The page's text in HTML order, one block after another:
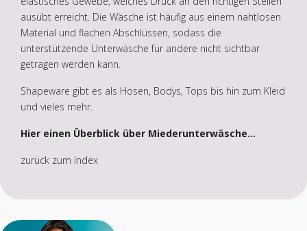
ausübt erreicht. Die Wäsche ist häufig aus einem nahtlosen
Material und flachen Abschlüssen, sodass die
unterstützende Unterwäsche für andere nicht sichtbar
getragen werden kann.
Shapeware gibt es als Hosen, Bodys, Tops bis hin zum Kleid
und vieles mehr.
Hier einen Überblick über Miederunterwäsche...
zurück zum Index